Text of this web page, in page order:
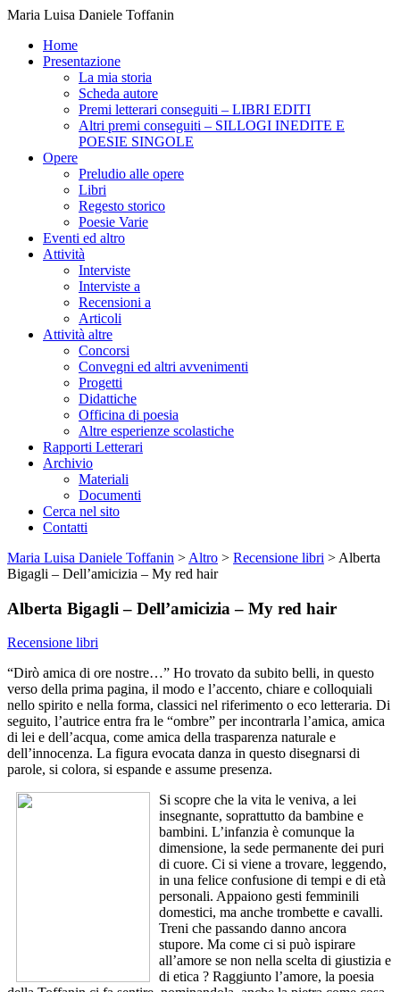
Maria Luisa Daniele Toffanin
Home
Presentazione
La mia storia
Scheda autore
Premi letterari conseguiti – LIBRI EDITI
Altri premi conseguiti – SILLOGI INEDITE E
POESIE SINGOLE
Opere
Preludio alle opere
Libri
Regesto storico
Poesie Varie
Eventi ed altro
Attività
Interviste
Interviste a
Recensioni a
Articoli
Attività altre
Concorsi
Convegni ed altri avvenimenti
Progetti
Didattiche
Officina di poesia
Altre esperienze scolastiche
Rapporti Letterari
Archivio
Materiali
Documenti
Cerca nel sito
Contatti
Maria Luisa Daniele Toffanin > Altro > Recensione libri > Alberta
Bigagli – Dell’amicizia – My red hair
Alberta Bigagli – Dell’amicizia – My red hair
Recensione libri
“Dirò amica di ore nostre…” Ho trovato da subito belli, in questo
verso della prima pagina, il modo e l’accento, chiare e colloquiali
nello spirito e nella forma, classici nel riferimento o eco letteraria. Di
seguito, l’autrice entra fra le “ombre” per incontrarla l’amica, amica
di lei e dell’acqua, come amica della trasparenza naturale e
dell’innocenza. La figura evocata danza in questo disegnarsi di
parole, si colora, si espande e assume presenza.
Si scopre che la vita le veniva, a lei
insegnante, soprattutto da bambine e
bambini. L’infanzia è comunque la
dimensione, la sede permanente dei puri
di cuore. Ci si viene a trovare, leggendo,
in una felice confusione di tempi e di età
personali. Appaiono gesti femminili
domestici, ma anche trombette e cavalli.
Treni che passando danno ancora
stupore. Ma come ci si può ispirare
all’amore se non nella scelta di giustizia e
di etica ? Raggiunto l’amore, la poesia